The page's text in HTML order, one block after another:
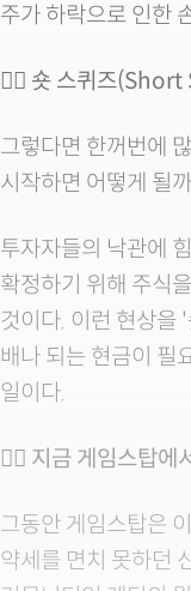
주가 하락으로 인한
🤷‍♂️ 숏 스퀴즈
그렇다면 한꺼번에
시작하면 어떻게 될
투자자들의 낙관에
확정하기 위해 주식
것이다. 이런 현상을
배나 되는 현금이 필
일이다.
🤷‍♂️ 지금 게임스탑에
그동안 게임스탑은
약세를 면치 못하던